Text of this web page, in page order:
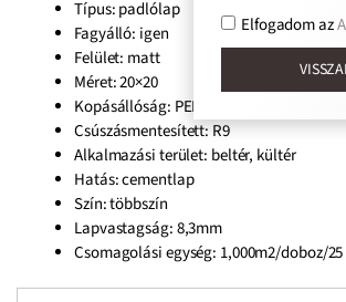
Típus: padlólap
Fagyálló: igen
Felület: matt
Méret:20×20
Kopásállóság: PEI4
Csúszásmentesített: R9
Alkalmazási terület: beltér, kültér
Hatás: cementlap
Szín:többszín
Lapvastagság:8,3mm
Csomagolási egység: 1,000m2/doboz/25
Elfogadom az